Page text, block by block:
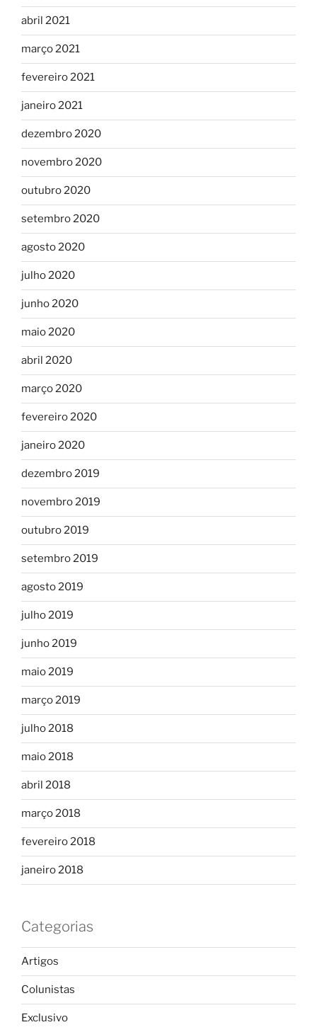
abril 2021
março 2021
fevereiro 2021
janeiro 2021
dezembro 2020
novembro 2020
outubro 2020
setembro 2020
agosto 2020
julho 2020
junho 2020
maio 2020
abril 2020
março 2020
fevereiro 2020
janeiro 2020
dezembro 2019
novembro 2019
outubro 2019
setembro 2019
agosto 2019
julho 2019
junho 2019
maio 2019
março 2019
julho 2018
maio 2018
abril 2018
março 2018
fevereiro 2018
janeiro 2018
Categorias
Artigos
Colunistas
Exclusivo